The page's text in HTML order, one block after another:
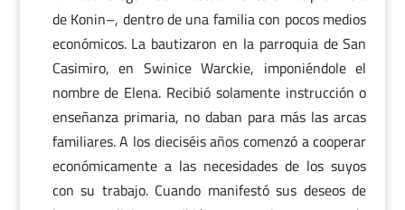
de Konin–, dentro de una familia con pocos medios
económicos. La bautizaron en la parroquia de San
Casimiro, en Swinice Warckie, imponiéndole el
nombre de Elena. Recibió solamente instrucción o
enseñanza primaria, no daban para más las arcas
familiares. A los dieciséis años comenzó a cooperar
económicamente a las necesidades de los suyos
con su trabajo. Cuando manifestó sus deseos de